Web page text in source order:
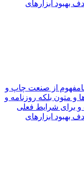
بهبود ابزارهای
از صنعت چاپ و
و متون بلکه روزنامه و
برای شرایط فعلی
بهبود ابزارهای